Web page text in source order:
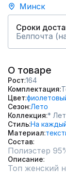
Минск
Сроки
Белпочта
О товаре
Рост 164
Комплектация
Цвет
Сезон Лето
Коллекция *
СтильНа
Материал
Состав
Полиэстер
Описание
Топ женский